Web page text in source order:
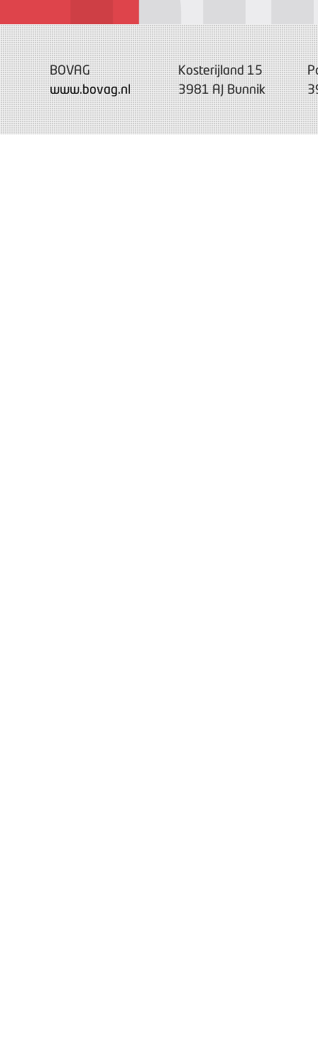
BOVAG
www.bovag.nl
Kosterijland 15
3981 AJ Bunnik